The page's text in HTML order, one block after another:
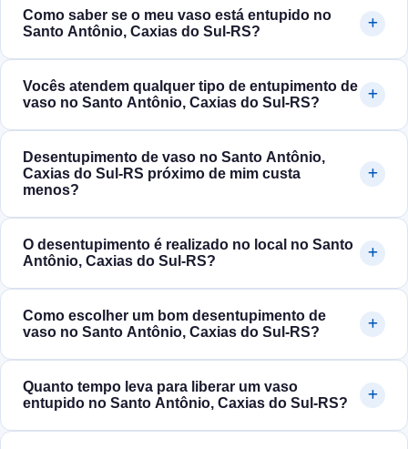
Como saber se o meu vaso está entupido no
Santo Antônio, Caxias do Sul‑RS?
Vocês atendem qualquer tipo de entupimento de
vaso no Santo Antônio, Caxias do Sul‑RS?
Desentupimento de vaso no Santo Antônio,
Caxias do Sul‑RS próximo de mim custa
menos?
O desentupimento é realizado no local no Santo
Antônio, Caxias do Sul‑RS?
Como escolher um bom desentupimento de
vaso no Santo Antônio, Caxias do Sul‑RS?
Quanto tempo leva para liberar um vaso
entupido no Santo Antônio, Caxias do Sul‑RS?